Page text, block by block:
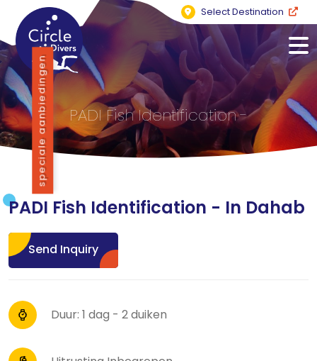
Select Destination
PADI Fish Identification -
PADI Fish Identification - In Dahab
Send Inquiry
Duur: 1 dag - 2 duiken
speciale aanbiedingen